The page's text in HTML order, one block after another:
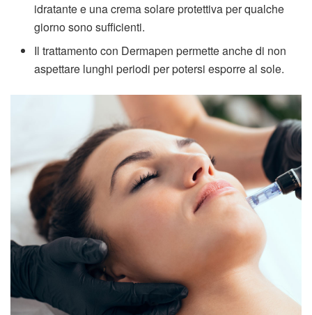
idratante e una crema solare protettiva per qualche
giorno sono sufficienti.
Il trattamento con Dermapen permette anche di non
aspettare lunghi periodi per potersi esporre al sole.